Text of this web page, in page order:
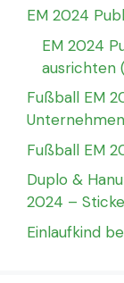
EM 2024
EM 2024
ausrichten
Fußball EM
Unternehmen
Fußball EM
Duplo &
2024 –
Einlaufkind